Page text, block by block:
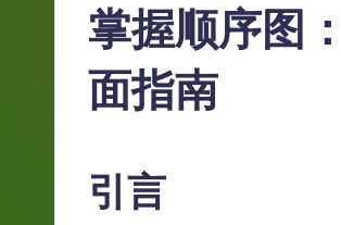
掌握顺序图
面指南
引言